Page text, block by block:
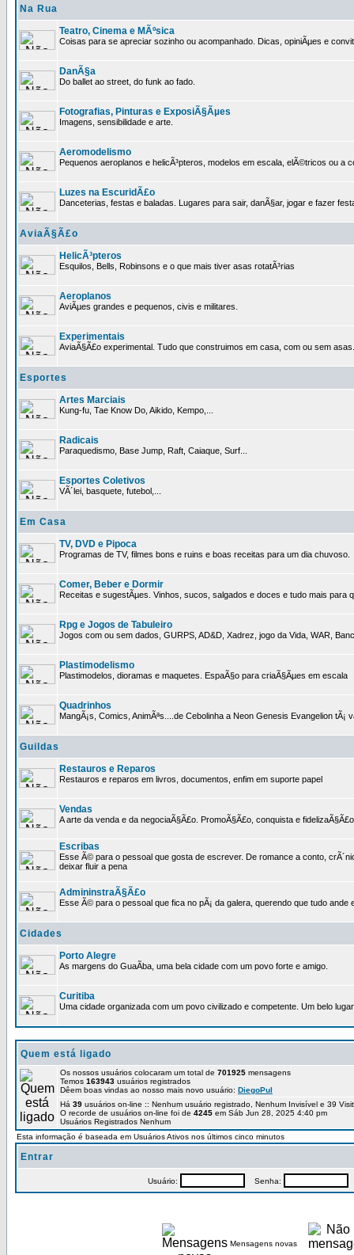
Na Rua
Teatro, Cinema e MÃºsica
Coisas para se apreciar sozinho ou acompanhado. Dicas, opiniÃµes e
DanÃ§a
Do ballet ao street, do funk ao fado.
Fotografias, Pinturas e ExposiÃ§Ãµes
Imagens, sensibilidade e arte.
Aeromodelismo
Pequenos aeroplanos e helicÃ³pteros, modelos em escala, elÃ©tricos ou a
Luzes na EscuridÃ£o
Danceterias, festas e baladas. Lugares para sair, danÃ§ar, jogar e fazer
AviaÃ§Ã£o
HelicÃ³pteros
Esquilos, Bells, Robinsons e o que mais tiver asas rotatÃ³rias
Aeroplanos
AviÃµes grandes e pequenos, civis e militares.
Experimentais
AviaÃ§Ã£o experimental. Tudo que construimos em casa, com ou sem asas.
Esportes
Artes Marciais
Kung-fu, Tae Know Do, Aikido, Kempo,...
Radicais
Paraquedismo, Base Jump, Raft, Caiaque, Surf...
Esportes Coletivos
VÃ´lei, basquete, futebol,...
Em Casa
TV, DVD e Pipoca
Programas de TV, filmes bons e ruins e boas receitas para um dia chuvoso.
Comer, Beber e Dormir
Receitas e sugestÃµes. Vinhos, sucos, salgados e doces e tudo mais para
Rpg e Jogos de Tabuleiro
Jogos com ou sem dados, GURPS, AD&D, Xadrez, jogo da Vida, WAR,
Plastimodelismo
Plastimodelos, dioramas e maquetes. EspaÃ§o para criaÃ§Ãµes em escala
Quadrinhos
MangÃ¡s, Comics, AnimÃªs....de Cebolinha a Neon Genesis Evangelion tÃ¡
Guildas
Restauros e Reparos
Restauros e reparos em livros, documentos, enfim em suporte papel
Vendas
A arte da venda e da negociaÃ§Ã£o. PromoÃ§Ã£o, conquista e
Escribas
Esse Ã© para o pessoal que gosta de escrever. De romance a conto,
deixar fluir a pena
AdmininstraÃ§Ã£o
Esse Ã© para o pessoal que fica no pÃ¡ da galera, querendo que tudo ande
Cidades
Porto Alegre
As margens do GuaÃ­ba, uma bela cidade com um povo forte e amigo.
Curitiba
Uma cidade organizada com um povo civilizado e competente. Um belo
Quem está ligado
Os nossos usuários colocaram um total de 701925 mensagens
Temos 163943 usuários registrados
Dêem boas vindas ao nosso mais novo usuário: DiegoPul
Há 39 usuários on-line :: Nenhum usuário registrado, Nenhum Invisível e 39
O recorde de usuários on-line foi de 4245 em Sáb Jun 28, 2025 4:40 pm
Usuários Registrados Nenhum
Esta informação é baseada em Usuários Ativos nos últimos cinco minutos
Entrar
Usuário: Senha:
Mensagens novas